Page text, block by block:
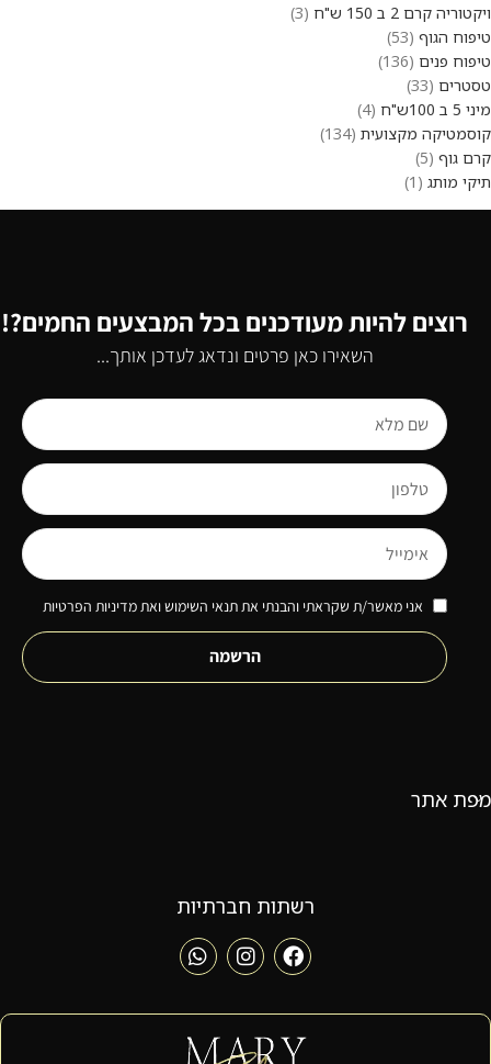
ויקטוריה קרם 2 ב 150 ש"ח
3
טיפוח הגוף 53
טיפוח פנים 136
טסטרים 33
מיני 5 ב 100ש"ח
4
קוסמטיקה מקצועית 134
קרם גוף 5
תיקי מותג
1
רוצים להיות מעודכנים בכל המבצעים החמים?!
השאירו כאן פרטים ונדאג לעדכן אותך...
אני מאשר/ת שקראתי והבנתי את תנאי השימוש ואת מדיניות הפרטיות
הרשמה
מפת אתר
רשתות חברתיות